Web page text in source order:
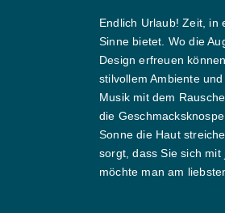
Endlich Urlaub! Zeit, in
Sinne bietet. Wo die
Design erfreuen
stilvollem Ambiente
Musik mit dem
die
Sonne die Haut
sorgt, dass Sie sich
möchte man am